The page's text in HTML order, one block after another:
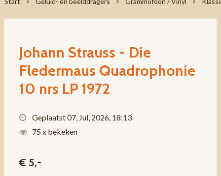
Johann Strauss - Die
Fledermaus Quadrophonie
10 nrs LP 1972
Geplaatst 07, Jul, 2026, 18:13
75 x bekeken
€ 5,-